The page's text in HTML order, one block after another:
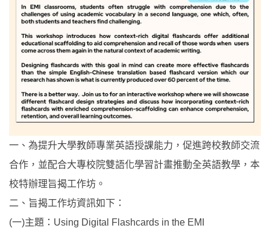
一、為提升大學教師專業英語授課能力，促進跨校教師交流
合作，並配合大專校院雙語化學習計畫推動全英語教學，本
校特辦理旨揭工作坊。
二、旨揭工作坊資訊如下：
(一)主題：Using Digital Flashcards in the EMI